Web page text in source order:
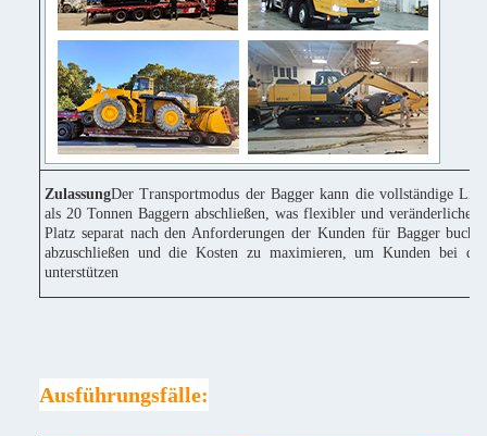
ZulassungDer Transportmodus der Bagger kann die vollständige
als 20 Tonnen Baggern abschließen, was flexibler und veränderlicher
Platz separat nach den Anforderungen der Kunden für Bagger
abzuschließen und die Kosten zu maximieren, um Kunden bei
unterstützen
Ausführungsfälle: